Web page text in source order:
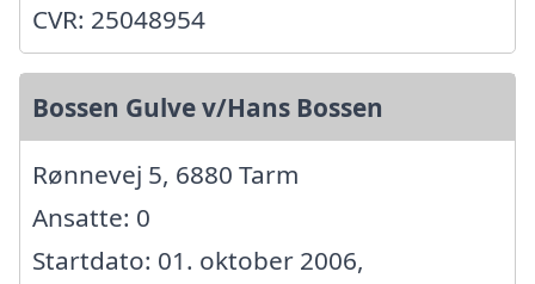
CVR: 25048954
Bossen Gulve v/Hans Bossen
Rønnevej 5, 6880 Tarm
Ansatte: 0
Startdato: 01. oktober 2006,